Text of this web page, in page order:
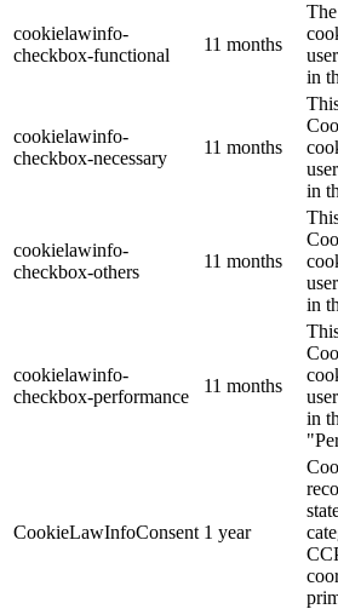
cookielawinfo-
checkbox-functional
11 months
in
cookielawinfo-
checkbox-necessary
11 months
in
cookielawinfo-
checkbox-others
11 months
in
cookielawinfo-
checkbox-performance
11 months
in
CookieLawInfoConsent 1 year